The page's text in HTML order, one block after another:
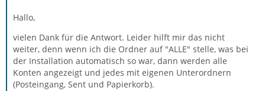
Hallo,
vielen Dank für die Antwort. Leider hilft mir das nicht
weiter, denn wenn ich die Ordner auf "ALLE" stelle, was bei
der Installation automatisch so war, dann werden alle
Konten angezeigt und jedes mit eigenen Unterordnern
(Posteingang, Sent und Papierkorb).